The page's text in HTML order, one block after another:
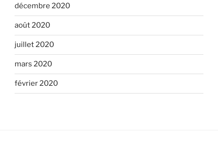
décembre 2020
août 2020
juillet 2020
mars 2020
février 2020